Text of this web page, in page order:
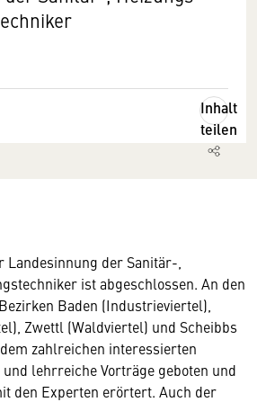
Inhalt
teilen
Landesinnung der Sanitär-,
ist abgeschlossen. An den
Baden (Industrieviertel),
Zwettl (Waldviertel) und Scheibbs
zahlreichen interessierten
lehrreiche Vorträge geboten und
den Experten erörtert. Auch der